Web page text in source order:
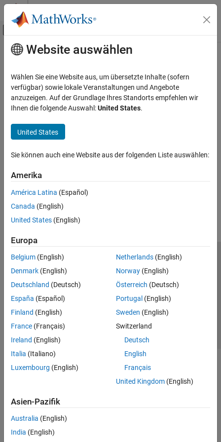
Weiter zum Inhalt
Umschaltung für Off-Canvas-
Startseite der Dokumentation
Kategorie
MATLAB Parallel Server
Get Started with Parallel Computing
Toolbox
Parallel for-Loops (parfor)
Big Data Processing
Batch Processing
GPU Computing
Hauptinhalt
How useful was this information?
Website auswählen
Wählen Sie eine Website aus, um übersetzte Inhalte (sofern
verfügbar) sowie lokale Veranstaltungen und Angebote
anzuzeigen. Auf der Grundlage Ihres Standorts empfehlen wir
Ihnen die folgende Auswahl:United States.
United States
Sie können auch eine Website aus der folgenden Liste auswählen:
Amerika
América Latina (Español)
Canada (English)
United States (English)
Europa
Belgium (English)
Denmark (English)
Deutschland (Deutsch)
España (Español)
Finland (English)
France (Français)
Ireland (English)
Italia (Italiano)
Luxembourg (English)
Netherlands(English)
Norway(English)
Österreich (Deutsch)
Portugal (English)
Sweden (English)
Switzerland
Deutsch
English
Français
United Kingdom(English)
Asien-Pazifik
Australia (English)
India (English)
Trust Center
Datenschutz-Richtlinien
Datendiebstahl verhindern
Status von Anwendungen
© 1994-2026 The MathWorks, Inc.
Website auswählen
Deutschland